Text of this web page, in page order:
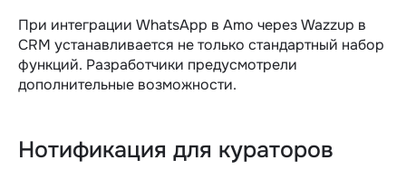
При интеграции WhatsApp в Amo через Wazzup в
CRM устанавливается не только стандартный набор
функций. Разработчики предусмотрели
дополнительные возможности.
Нотификация для кураторов